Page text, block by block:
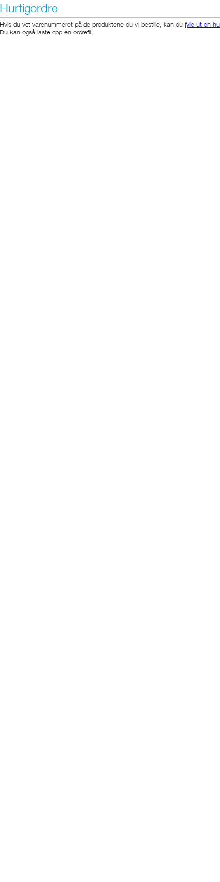
Hurtigordre
Hvis du vet varenummeret på de produktene du vil bestille, kan du fylle ut en
Du kan også laste opp en ordrefil.